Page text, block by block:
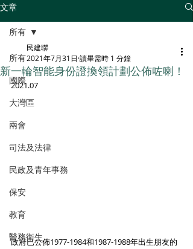
文章
所有
國際
大灣區
兩會
司法及法律
民政及青年事務
保安
教育
醫務衛生
所有
新一輪智能身份證換領計劃公佈咗喇！
民建聯
2021年7月31日 讀畢需時 1 分鐘
2021.07
政府已公佈1977-1984和1987-1988年出生朋友的